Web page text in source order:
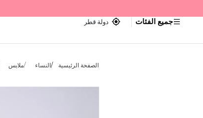
جميع الفئات دولة قطر
الصفحة الرئيسية النساء ملابس